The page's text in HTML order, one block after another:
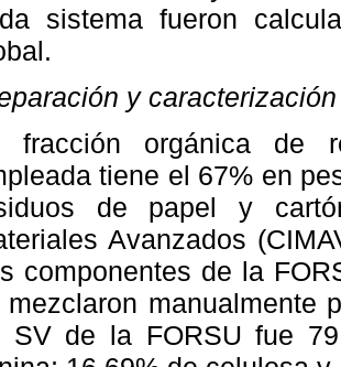
sistema fueron
y
fracción orgánica de
tiene el 67% en
de papel y
Avanzados
componentes de la
mezclaron manualmente
SV de la FORSU fue